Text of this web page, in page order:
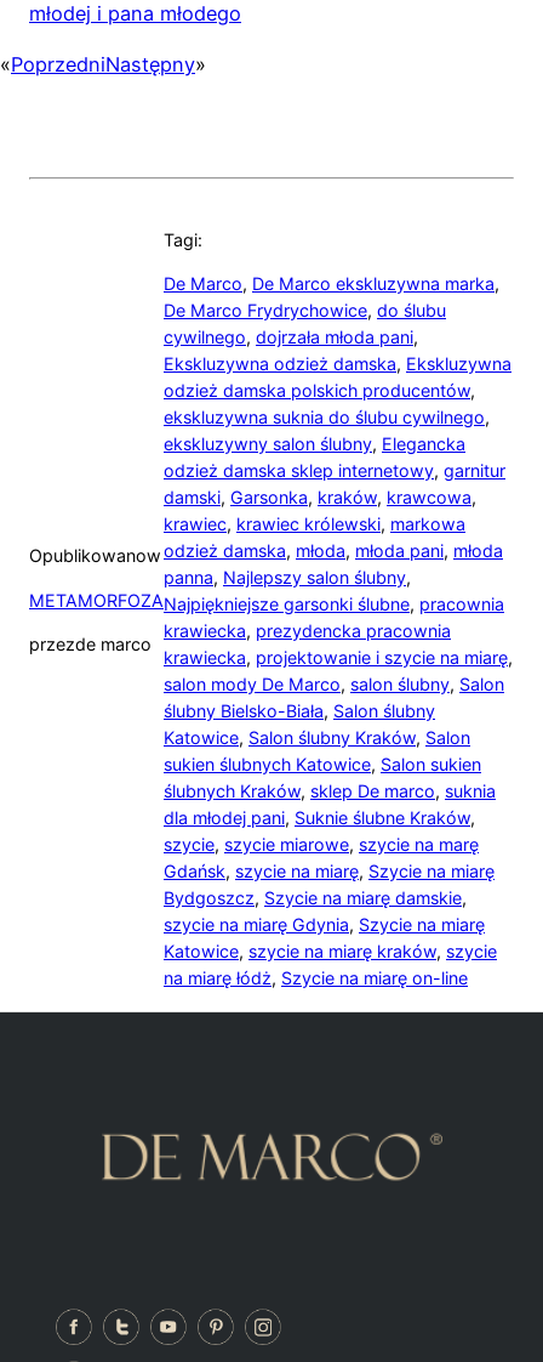
młodej i pana młodego
«PoprzedniNastępny»
Opublikowanow
METAMORFOZA
przezde marco
Tagi:
De Marco, De Marco ekskluzywna marka,
De Marco Frydrychowice, do ślubu
cywilnego, dojrzała młoda pani,
Ekskluzywna odzież damska, Ekskluzywna
odzież damska polskich producentów,
ekskluzywna suknia do ślubu cywilnego,
ekskluzywny salon ślubny, Elegancka
odzież damska sklep internetowy, garnitur
damski, Garsonka, kraków, krawcowa,
krawiec, krawiec królewski, markowa
odzież damska, młoda, młoda pani, młoda
panna, Najlepszy salon ślubny,
Najpiękniejsze garsonki ślubne, pracownia
krawiecka, prezydencka pracownia
krawiecka, projektowanie i szycie na miarę,
salon mody De Marco, salon ślubny, Salon
ślubny Bielsko-Biała, Salon ślubny
Katowice, Salon ślubny Kraków, Salon
sukien ślubnych Katowice, Salon sukien
ślubnych Kraków, sklep De marco, suknia
dla młodej pani, Suknie ślubne Kraków,
szycie, szycie miarowe, szycie na marę
Gdańsk, szycie na miarę, Szycie na miarę
Bydgoszcz, Szycie na miarę damskie,
szycie na miarę Gdynia, Szycie na miarę
Katowice, szycie na miarę kraków, szycie
na miarę łódż, Szycie na miarę on-line